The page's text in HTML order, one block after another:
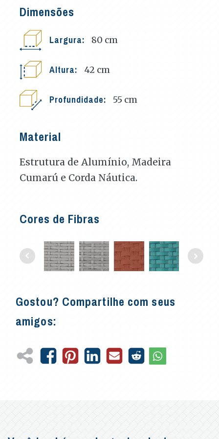
Dimensões
Largura: 80 cm
Altura: 42 cm
Profundidade: 55 cm
Material
Estrutura de Alumínio, Madeira
Cumarú e Corda Náutica.
Cores de Fibras
Gostou? Compartilhe com seus
amigos: